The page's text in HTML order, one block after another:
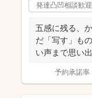
発達凸凹相談歓迎
五感に残る、
だ「写す」も
い声まで思い
予約承諾率